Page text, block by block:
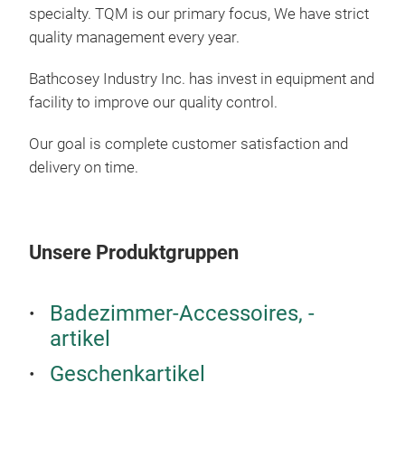
specialty. TQM is our primary focus, We have strict
quality management every year.
Bathcosey Industry Inc. has invest in equipment and
facility to improve our quality control.
Our goal is complete customer satisfaction and
delivery on time.
Unsere Produktgruppen
Badezimmer-Accessoires, -
artikel
Geschenkartikel